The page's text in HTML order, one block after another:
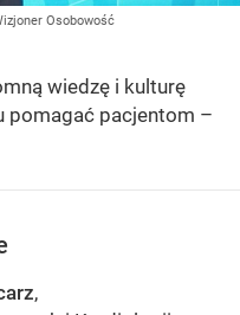
Osobowość
wiedzę i kulturę
pomagać pacjentom –
,